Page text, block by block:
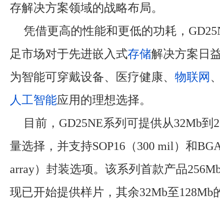
存解决方案领域的战略布局。
凭借更高的性能和更低的功耗，
足市场对于先进嵌入式存储解决方案日
为智能可穿戴设备、医疗健康、 物联网
人工智能应用的理想选择。
目前，GD25NE系列可提供从32Mb到
量选择，并支持SOP16（300 mil）和
array）封装选项。该系列首款产品
现已开始提供样片，其余32Mb至128Mb